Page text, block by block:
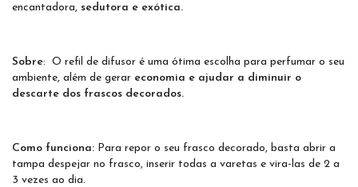
encantadora, sedutora e exótica.
Sobre: O refil de difusor é uma ótima escolha para perfumar o seu
ambiente, além de gerar economia e ajudar a diminuir o
descarte dos frascos decorados.
Como funciona: Para repor o seu frasco decorado, basta abrir a
tampa despejar no frasco, inserir todas a varetas e vira-las de 2 a
3 vezes ao dia.